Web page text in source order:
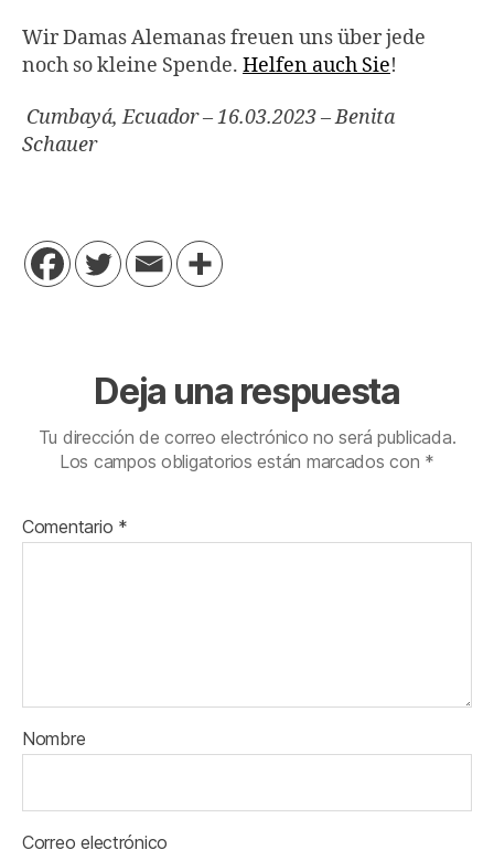
Wir Damas Alemanas freuen uns über jede
noch so kleine Spende. Helfen auch Sie!
Cumbayá, Ecuador – 16.03.2023 – Benita
Schauer
Deja una respuesta
Tu dirección de correo electrónico no será publicada.
Los campos obligatorios están marcados con *
Comentario *
Nombre
Correo electrónico